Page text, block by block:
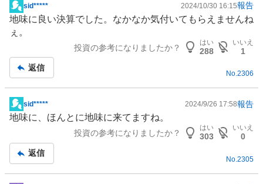
掲
示
板
sid***** 2024/10/30 16:15報告
地味に良い決算でした。なかなか気付いてもらえませんね
ぇ。
投資の参考になりましたか？
はい
288
いいえ
1
返信
No.2306
掲
示
事
sid***** 2024/9/26 17:58報告
地味に、ほんとに地味に来てますね。
投資の参考になりましたか？
はい
303
いいえ
0
返信
No. 2305